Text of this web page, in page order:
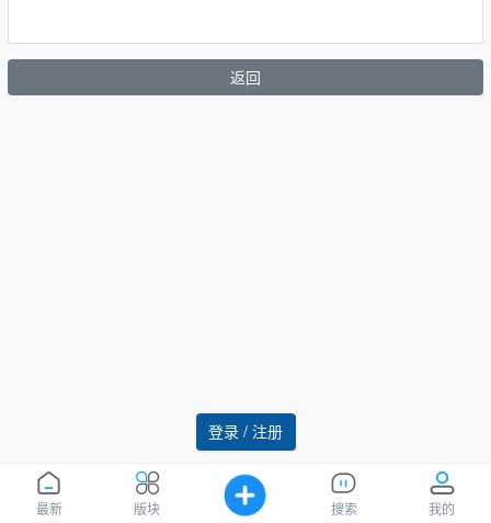
最新 版块 搜索 我的
登录 / 注册
返回